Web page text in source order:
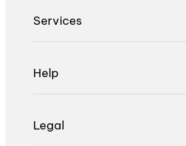
Services
Help
Legal